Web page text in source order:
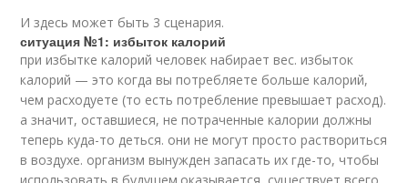
И здесь может быть 3 сценария.
ситуация №1: избыток калорий
при избытке калорий человек набирает вес. избыток
калорий — это когда вы потребляете больше калорий,
чем расходуете (то есть потребление превышает расход).
а значит, оставшиеся, не потраченные калории должны
теперь куда-то деться. они не могут просто раствориться
в воздухе. организм вынужден запасать их где-то, чтобы